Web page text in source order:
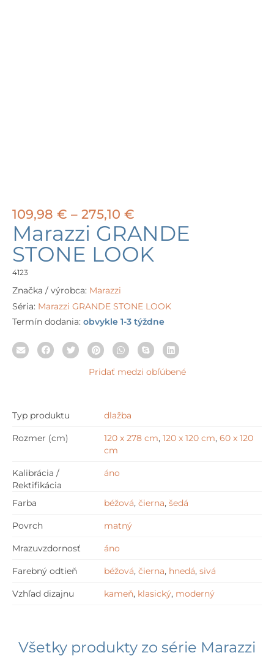
109,98 € – 275,10 €
range:
109,98 €
through
275,10 €
Marazzi GRANDE
STONE LOOK
4123
Značka / výrobca: Marazzi
Séria: Marazzi GRANDE STONE LOOK
Termín dodania: obvykle 1-3 týždne
Pridať medzi obľúbené
Typ produktu dlažba
Rozmer (cm) 120 x 278 cm, 120 x 120 cm, 60 x 120
cm
Kalibrácia /
Rektifikácia
áno
Farba béžová, čierna, šedá
Povrch matný
Mrazuvzdornosť áno
Farebný odtieň béžová, čierna, hnedá, sivá
Vzhľad dizajnu kameň, klasický, moderný
Všetky produkty zo série Marazzi